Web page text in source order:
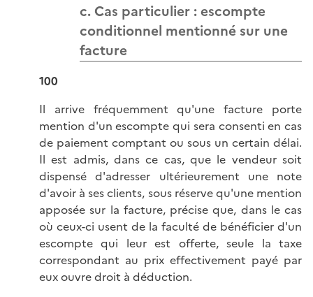
c. Cas particulier : escompte
conditionnel mentionné sur une
facture
100
Il arrive fréquemment qu'une facture porte
mention d'un escompte qui sera consenti en cas
de paiement comptant ou sous un certain délai.
Il est admis, dans ce cas, que le vendeur soit
dispensé d'adresser ultérieurement une note
d'avoir à ses clients, sous réserve qu'une mention
apposée sur la facture, précise que, dans le cas
où ceux-ci usent de la faculté de bénéficier d'un
escompte qui leur est offerte, seule la taxe
correspondant au prix effectivement payé par
eux ouvre droit à déduction.